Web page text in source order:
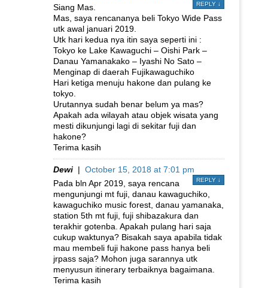
REPLY ↓
Siang Mas.
Mas, saya rencananya beli Tokyo Wide Pass
utk awal januari 2019.
Utk hari kedua nya itin saya seperti ini :
Tokyo ke Lake Kawaguchi – Oishi Park –
Danau Yamanakako – Iyashi No Sato –
Menginap di daerah Fujikawaguchiko
Hari ketiga menuju hakone dan pulang ke
tokyo.
Urutannya sudah benar belum ya mas?
Apakah ada wilayah atau objek wisata yang
mesti dikunjungi lagi di sekitar fuji dan
hakone?
Terima kasih
Dewi | October 15, 2018 at 7:01 pm
REPLY ↓
Pada bln Apr 2019, saya rencana
mengunjungi mt fuji, danau kawaguchiko,
kawaguchiko music forest, danau yamanaka,
station 5th mt fuji, fuji shibazakura dan
terakhir gotenba. Apakah pulang hari saja
cukup waktunya? Bisakah saya apabila tidak
mau membeli fuji hakone pass hanya beli
jrpass saja? Mohon juga sarannya utk
menyusun itinerary terbaiknya bagaimana.
Terima kasih